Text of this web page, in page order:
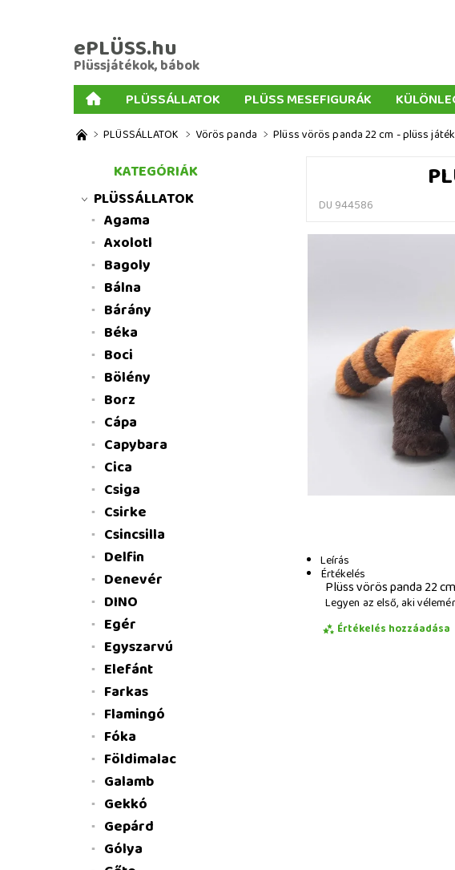
ePLÜSS.hu
Plüssjátékok, bábok
PLÜSSÁLLATOK PLÜSS MESEFIGURÁK
AJÁNDÉKOK PLÜSSÖKHÖZ
MENNYISÉGI KEDVEZMÉNYEK
ÜZLETI FELTÉTELEK
PLÜSSÁLLATOK Vörös panda Plüss vörös panda 22 cm - plüss
DU 944586
Leírás
Értékelés
Plüss vörös panda 22
Legyen az első, aki
Értékelés hozzáadása
KATEGÓRIÁK
PLÜSSÁLLATOK
Agama
Axolotl
Bagoly
Bálna
Bárány
Béka
Boci
Bölény
Borz
Cápa
Capybara
Cica
Csiga
Csirke
Csincsilla
Delfin
Denevér
DINO
Egér
Egyszarvú
Elefánt
Farkas
Flamingó
Fóka
Földimalac
Galamb
Gekkó
Gepárd
Gólya